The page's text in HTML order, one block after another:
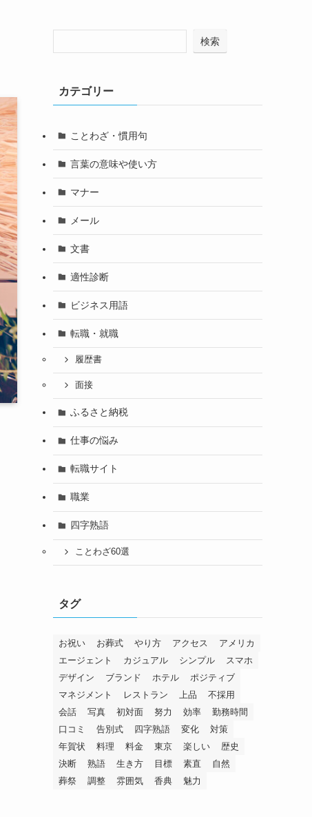
検索
カテゴリー
ことわざ・慣用句
言葉の意味や使い方
マナー
メール
文書
適性診断
ビジネス用語
転職・就職
履歴書
面接
ふるさと納税
仕事の悩み
転職サイト
職業
四字熟語
ことわざ60選
タグ
お祝い お葬式 やり方 アクセス
アメリカ
エージェント
カジュアル シンプル
スマホ
デザイン
ブランド ホテル
ポジティブ
マネジメント
レストラン 上品
不採用
会話
写真 初対面 努力 効率
勤務時間
口コミ
告別式 四字熟語 変化
対策
年賀状
料理 料金 東京 楽しい
歴史
決断
熟語 生き方 目標 素直
自然
葬祭
調整 雰囲気 香典 魅力